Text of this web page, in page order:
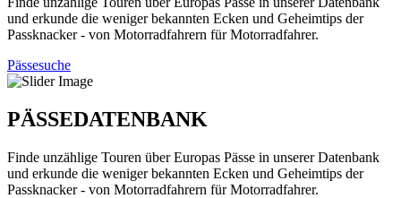
und erkunde die weniger bekannten Ecken und Geheimtips der
Passknacker - von Motorradfahrern für Motorradfahrer.
Pässesuche
PÄSSEDATENBANK
Finde unzählige Touren über Europas Pässe in unserer Datenbank
und erkunde die weniger bekannten Ecken und Geheimtips der
Passknacker - von Motorradfahrern für Motorradfahrer.